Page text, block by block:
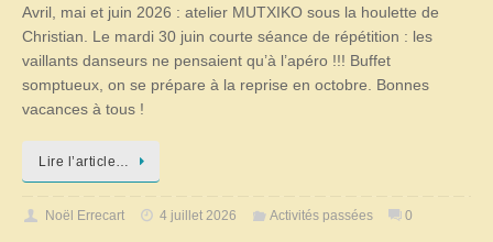
Avril, mai et juin 2026 : atelier MUTXIKO sous la houlette de
Christian. Le mardi 30 juin courte séance de répétition : les
vaillants danseurs ne pensaient qu’à l’apéro !!! Buffet
somptueux, on se prépare à la reprise en octobre. Bonnes
vacances à tous !
Lire l’article…
Noël Errecart 4 juillet 2026 Activités passées 0